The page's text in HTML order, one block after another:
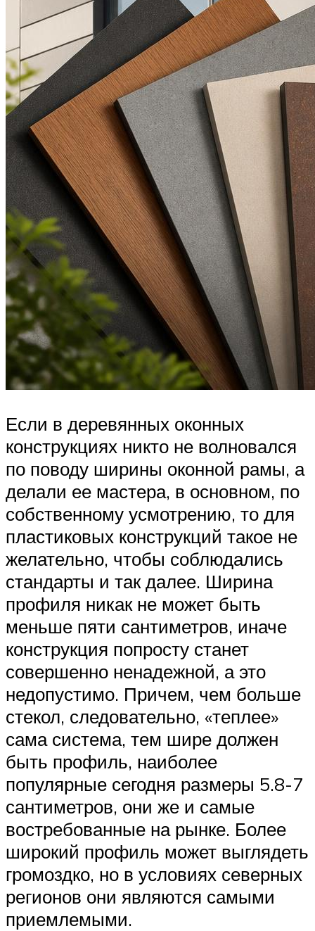
Если в деревянных оконных
конструкциях никто не волновался
по поводу ширины оконной рамы, а
делали ее мастера, в основном, по
собственному усмотрению, то для
пластиковых конструкций такое не
желательно, чтобы соблюдались
стандарты и так далее. Ширина
профиля никак не может быть
меньше пяти сантиметров, иначе
конструкция попросту станет
совершенно ненадежной, а это
недопустимо. Причем, чем больше
стекол, следовательно, «теплее»
сама система, тем шире должен
быть профиль, наиболее
популярные сегодня размеры 5.8-7
сантиметров, они же и самые
востребованные на рынке. Более
широкий профиль может выглядеть
громоздко, но в условиях северных
регионов они являются самыми
приемлемыми.